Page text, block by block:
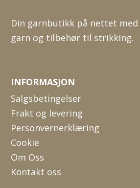
Din garnbutikk på nettet med
garn og tilbehør til strikking.
INFORMASJON
Salgsbetingelser
Frakt og levering
Personvernerklæring
Cookie
Om Oss
Kontakt oss